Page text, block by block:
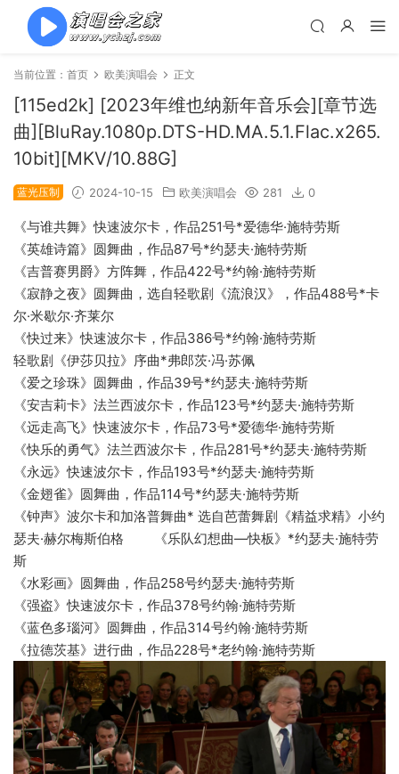
当前位置： 首页 欧美演唱会 正文
[115ed2k] [2023年维也纳新年音乐会][章节选
曲][BluRay.1080p.DTS-HD.MA.5.1.Flac.x265.
10bit][MKV/10.88G]
蓝光压制 2024-10-15 欧美演唱会 281 0
《与谁共舞》快速波尔卡，作品251号*爱德华·施特劳斯
《英雄诗篇》圆舞曲，作品87号*约瑟夫·施特劳斯
《吉普赛男爵》方阵舞，作品422号*约翰·施特劳斯
《寂静之夜》圆舞曲，选自轻歌剧《流浪汉》，作品488号*卡
尔·米歇尔·齐莱尔
《快过来》快速波尔卡，作品386号*约翰·施特劳斯
轻歌剧《伊莎贝拉》序曲*弗郎茨·冯·苏佩
《爱之珍珠》圆舞曲，作品39号*约瑟夫·施特劳斯
《安吉莉卡》法兰西波尔卡，作品123号*约瑟夫·施特劳斯
《远走高飞》快速波尔卡，作品73号*爱德华·施特劳斯
《快乐的勇气》法兰西波尔卡，作品281号*约瑟夫·施特劳斯
《永远》快速波尔卡，作品193号*约瑟夫·施特劳斯
《金翅雀》圆舞曲，作品114号*约瑟夫·施特劳斯
《钟声》波尔卡和加洛普舞曲* 选自芭蕾舞剧《精益求精》小约
瑟夫·赫尔梅斯伯格 《乐队幻想曲—快板》*约瑟夫·施特劳
斯
《水彩画》圆舞曲，作品258号约瑟夫·施特劳斯
《强盗》快速波尔卡，作品378号约翰·施特劳斯
《蓝色多瑙河》圆舞曲，作品314号约翰·施特劳斯
《拉德茨基》进行曲，作品228号*老约翰·施特劳斯